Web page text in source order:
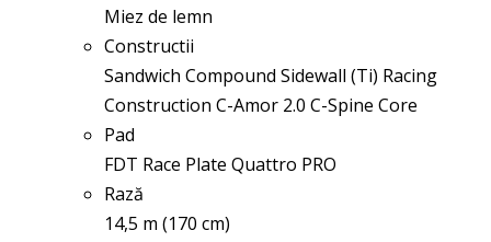
Miez de lemn
Constructii
Sandwich Compound Sidewall (Ti) Racing
Construction C-Amor 2.0 C-Spine Core
Pad
FDT Race Plate Quattro PRO
Rază
14,5 m (170 cm)